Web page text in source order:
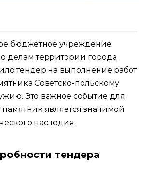
бюджетное учреждение
делам территории города
тендер на выполнение работ
Советско-польскому
Это важное событие для
памятник является значимой
наследия.
тендера